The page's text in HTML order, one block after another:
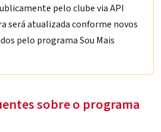
pelo clube via API
será atualizada conforme novos
pelo programa Sou Mais
sobre o programa